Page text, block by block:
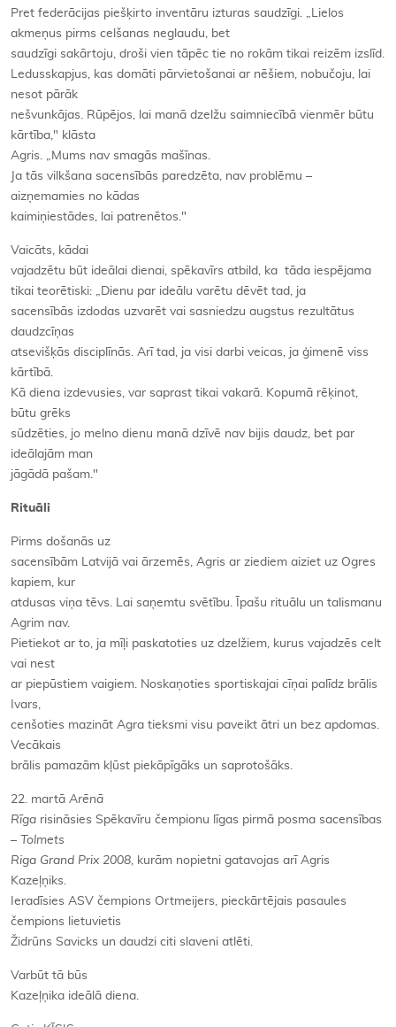
Pret federācijas piešķirto inventāru izturas saudzīgi. „Lielos
akmeņus pirms celšanas neglaudu, bet
saudzīgi sakārtoju, droši vien tāpēc tie no rokām tikai reizēm izslīd.
Ledusskapjus, kas domāti pārvietošanai ar nēšiem, nobučoju, lai
nesot pārāk
nešvunkājas. Rūpējos, lai manā dzelžu saimniecībā vienmēr būtu
kārtība," klāsta
Agris. „Mums nav smagās mašīnas.
Ja tās vilkšana sacensībās paredzēta, nav problēmu –
aizņemamies no kādas
kaimiņiestādes, lai patrenētos."
Vaicāts, kādai
vajadzētu būt ideālai dienai, spēkavīrs atbild, ka tāda iespējama
tikai teorētiski: „Dienu par ideālu varētu dēvēt tad, ja
sacensībās izdodas uzvarēt vai sasniedzu augstus rezultātus
daudzcīņas
atsevišķās disciplīnās. Arī tad, ja visi darbi veicas, ja ģimenē viss
kārtībā.
Kā diena izdevusies, var saprast tikai vakarā. Kopumā rēķinot,
būtu grēks
sūdzēties, jo melno dienu manā dzīvē nav bijis daudz, bet par
ideālajām man
jāgādā pašam."
Rituāli
Pirms došanās uz
sacensībām Latvijā vai ārzemēs, Agris ar ziediem aiziet uz Ogres
kapiem, kur
atdusas viņa tēvs. Lai saņemtu svētību. Īpašu rituālu un talismanu
Agrim nav.
Pietiekot ar to, ja mīļi paskatoties uz dzelžiem, kurus vajadzēs celt
vai nest
ar piepūstiem vaigiem. Noskaņoties sportiskajai cīņai palīdz brālis
Ivars,
cenšoties mazināt Agra tieksmi visu paveikt ātri un bez apdomas.
Vecākais
brālis pamazām kļūst piekāpīgāks un saprotošāks.
22. martā Arēnā
Rīga risināsies Spēkavīru čempionu līgas pirmā posma sacensības
– Tolmets
Riga Grand Prix 2008 , kurām nopietni gatavojas arī Agris
Kazeļņiks.
Ieradīsies ASV čempions Ortmeijers, pieckārtējais pasaules
čempions lietuvietis
Židrūns Savicks un daudzi citi slaveni atlēti.
Varbūt tā būs
Kazeļņika ideālā diena.